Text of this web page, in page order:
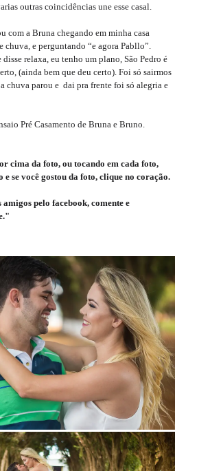
outras coincidências une esse casal.
com a Bruna chegando em minha casa
chuva, e perguntando “e agora Pabllo”.
relaxa, eu tenho um plano, São Pedro é
(ainda bem que deu certo). Foi só sairmos
chuva parou e dai pra frente foi só alegria e
Pré Casamento de Bruna e Bruno.
cima da foto, ou tocando em cada foto,
se você gostou da foto, clique no coração.
pelo facebook, comente e